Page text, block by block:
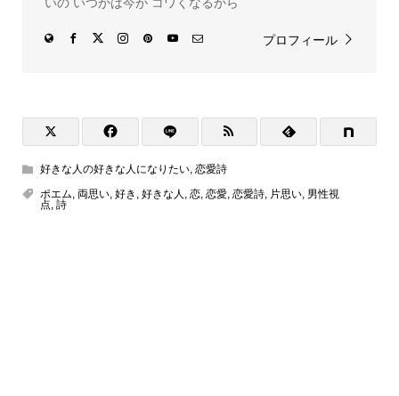
いの いつかは今が コワくなるから
プロフィール
好きな人の好きな人になりたい, 恋愛詩
ポエム, 両思い, 好き , 好きな人 , 恋, 恋愛, 恋愛詩, 片思い, 男性視
点, 詩